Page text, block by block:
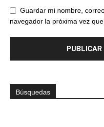
Guardar mi nombre,
navegador la próxima vez
Búsquedas